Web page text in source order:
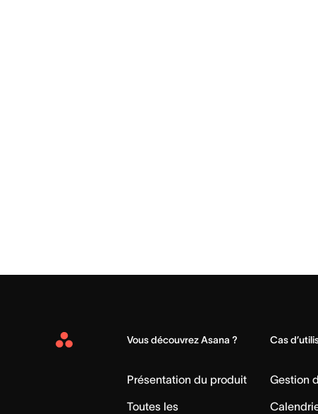
Asana
Vous découvrez Asana ?
Présentation du produit
Toutes les
Cas
Gestion